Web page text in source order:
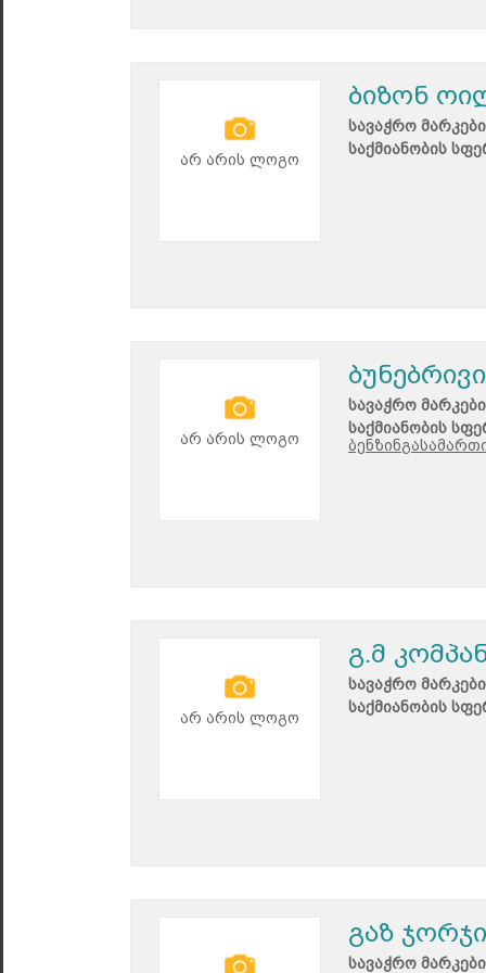
არ არის ლოგო
ბიზონ
სავაჭრო
საქმიანობის
არ არის ლოგო
სავაჭრო
საქმიანობის
არ არის ლოგო
გ.მ
სავაჭრო
საქმიანობის
გაზ
სავაჭრო